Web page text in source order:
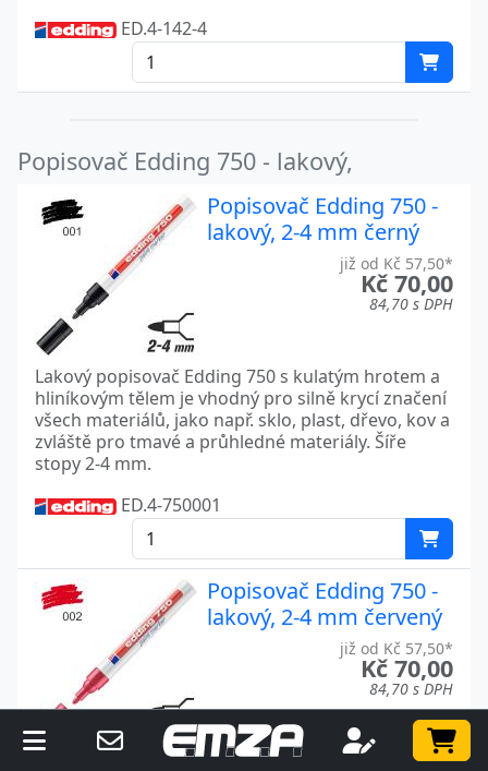
ED.4-142-4
Popisovač Edding 750 - lakový,
Popisovač Edding 750 -
lakový, 2-4 mm černý
již od Kč 57,50*
Kč 70,00
84,70 s DPH
Lakový popisovač Edding 750 s kulatým hrotem a
hliníkovým tělem je vhodný pro silně krycí značení
všech materiálů, jako např. sklo, plast, dřevo, kov a
zvláště pro tmavé a průhledné materiály. Šíře
stopy 2-4 mm.
ED.4-750001
Popisovač Edding 750 -
lakový, 2-4 mm červený
již od Kč 57,50*
Kč 70,00
84,70 s DPH
Lakový popisovač Edding 750 s kulatým hrotem a